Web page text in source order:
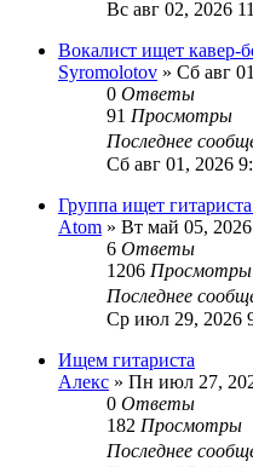
Вс авг 02, 2026
Вокалист ищет кавер-
Syromolotov » Сб авг
0 Ответы
91 Просмотры
Последнее
Сб авг 01, 2026
Группа ищет
Atom » Вт май 05,
6 Ответы
1206 Просмотры
Последнее
Ср июл 29, 2026
Ищем гитариста
Алекс » Пн июл 27,
0 Ответы
182 Просмотры
Последнее